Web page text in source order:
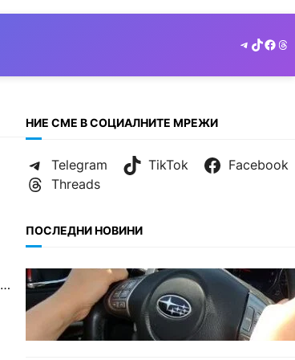
Telegram
TikTok
НИЕ СМЕ В СОЦИАЛНИТЕ МРЕЖИ
Telegram TikTok
Facebook
Threads
ПОСЛЕДНИ НОВИНИ
БЕЗ КАТЕГОРИЯ
Възможни ограничения за
Waze в Европа след решение
на Съда на ЕС.